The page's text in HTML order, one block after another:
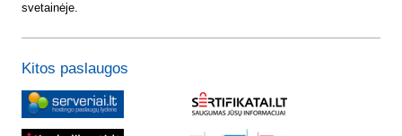
svetainėje.
Kitos paslaugos